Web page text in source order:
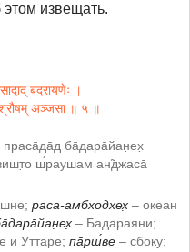
этом извещать.
बदरायणेः ।
अञ्जसा ॥ ५ ॥
ба̄дара̄йан̣ех̣
ш́раушам ан̃джаса̄
раса-амбходхех̣ – океан
– Бадараяни;
и Уттаре; па̄рш́ве– сбоку;